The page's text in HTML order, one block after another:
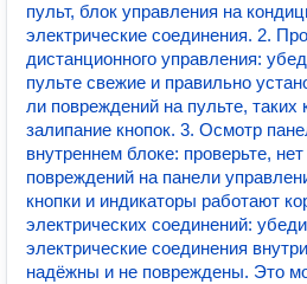
пульт, блок управления на
электрические соединения. 2.
дистанционного управления:
пульте свежие и правильно
ли повреждений на пульте,
залипание кнопок. 3. Осмотр
внутреннем блоке: проверьте,
повреждений на панели
кнопки и индикаторы работают
электрических соединений:
электрические соединения
надёжны и не повреждены. Это